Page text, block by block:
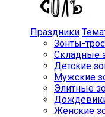
Праздники
Зонты-
Складные
Детские
Мужские
Элитные
Женские